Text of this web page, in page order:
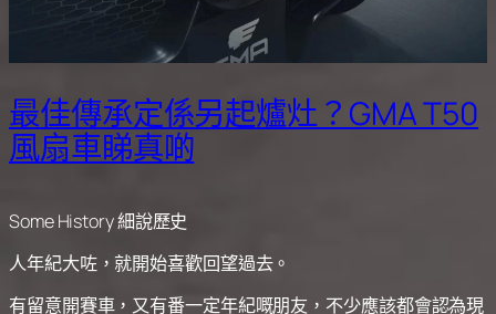
最佳傳承定係另起爐灶？GMA T50
風扇車睇真啲
Some History 細說歷史
人年紀大咗，就開始喜歡回望過去。
有留意開賽車，又有番一定年紀嘅朋友，不少應該都會認為現